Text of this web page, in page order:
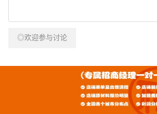
◎欢迎参与讨论